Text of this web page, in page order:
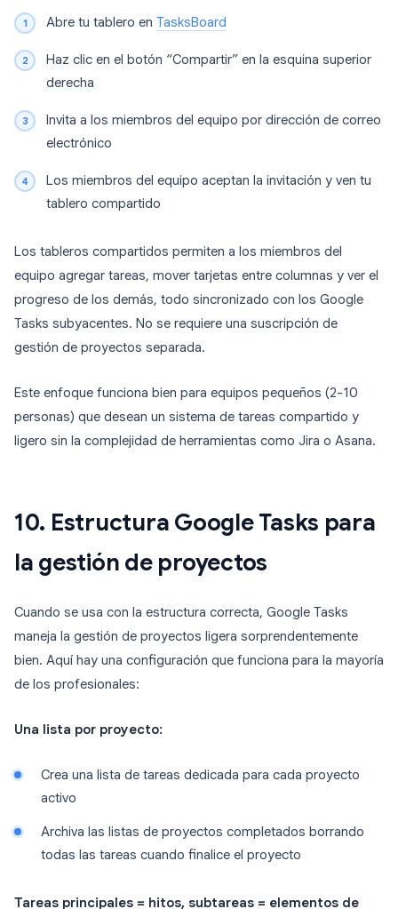
Abre tu tablero en TasksBoard
Haz clic en el botón “Compartir” en la esquina superior
derecha
Invita a los miembros del equipo por dirección de correo
electrónico
Los miembros del equipo aceptan la invitación y ven tu
tablero compartido
Los tableros compartidos permiten a los miembros del
equipo agregar tareas, mover tarjetas entre columnas y ver el
progreso de los demás, todo sincronizado con los Google
Tasks subyacentes. No se requiere una suscripción de
gestión de proyectos separada.
Este enfoque funciona bien para equipos pequeños (2-10
personas) que desean un sistema de tareas compartido y
ligero sin la complejidad de herramientas como Jira o Asana.
10. Estructura Google Tasks para
la gestión de proyectos
Cuando se usa con la estructura correcta, Google Tasks
maneja la gestión de proyectos ligera sorprendentemente
bien. Aquí hay una configuración que funciona para la mayoría
de los profesionales:
Una lista por proyecto:
Crea una lista de tareas dedicada para cada proyecto
activo
Archiva las listas de proyectos completados borrando
todas las tareas cuando finalice el proyecto
Tareas principales = hitos, subtareas = elementos de